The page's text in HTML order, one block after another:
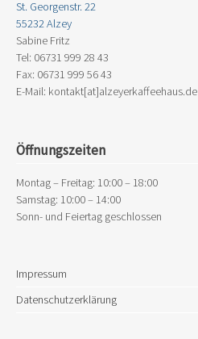
St. Georgenstr. 22
55232 Alzey
Sabine Fritz
Tel: 06731 999 28 43
Fax: 06731 999 56 43
E-Mail: kontakt[at]alzeyerkaffeehaus.de
Öffnungszeiten
Montag – Freitag: 10:00 – 18:00
Samstag: 10:00 – 14:00
Sonn- und Feiertag geschlossen
Impressum
Datenschutzerklärung